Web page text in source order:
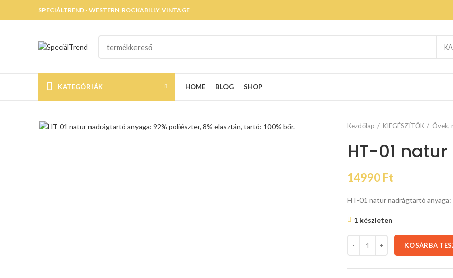
SPECIÁLTREND - WESTERN, ROCKABILLY, VINTAGE
KATEGÓRIÁK HOME BLOG SHOP
Kezdőlap KIEGÉSZÍTŐK Övek,
HT-01
14990 Ft
HT-01 natur nadrágtartó
1 készleten
KOSÁRBA